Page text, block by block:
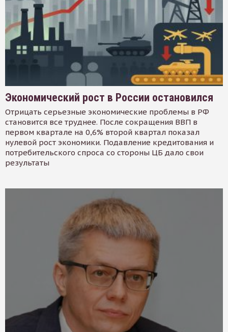
Экономический рост в России остановился
Отрицать серьезные экономические проблемы в РФ
становится все труднее. После сокращения ВВП в
первом квартале на 0,6% второй квартал показал
нулевой рост экономики. Подавление кредитования и
потребительского спроса со стороны ЦБ дало свои
результаты